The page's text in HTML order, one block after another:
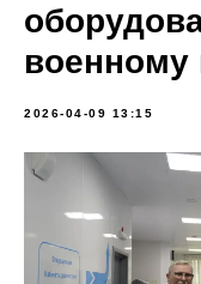
военному
2026-04-09 13:15